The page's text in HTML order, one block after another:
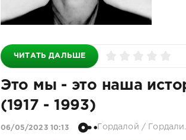
ЧИТАТЬ ДАЛЬШЕ
Это мы - это наша
(1917 - 1993)
06/05/2023 10:13 Гордалой /